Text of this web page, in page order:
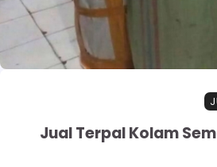
Jual Terpal Kolam